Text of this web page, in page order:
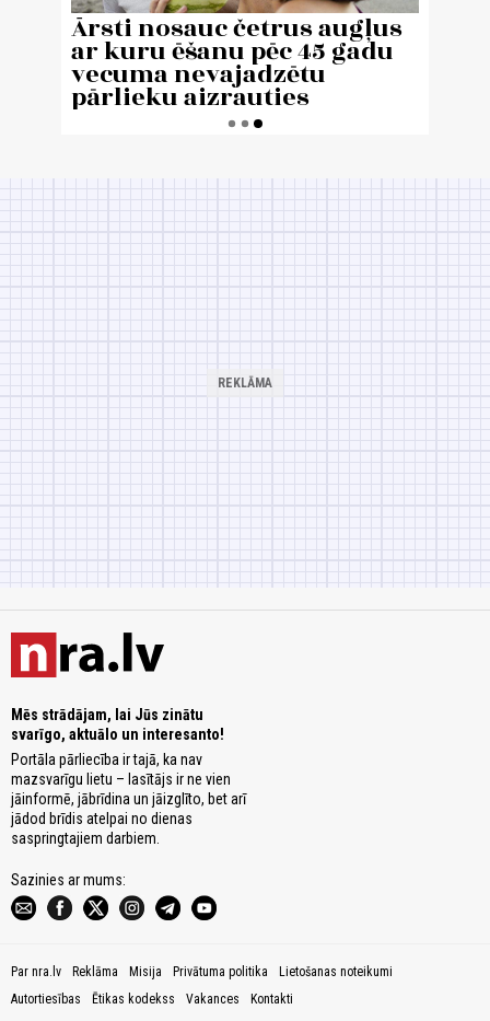
Mēs strādājam, lai Jūs zinātu
svarīgo, aktuālo un interesanto!
Portāla pārliecība ir tajā, ka nav
mazsvarīgu lietu – lasītājs ir ne vien
jāinformē, jābrīdina un jāizglīto, bet arī
jādod brīdis atelpai no dienas
saspringtajiem darbiem.
Sazinies ar mums:
Par nra.lv Reklāma Misija Privātuma politika
Lietošanas noteikumi
Autortiesības
Ētikas kodekss Vakances Kontakti